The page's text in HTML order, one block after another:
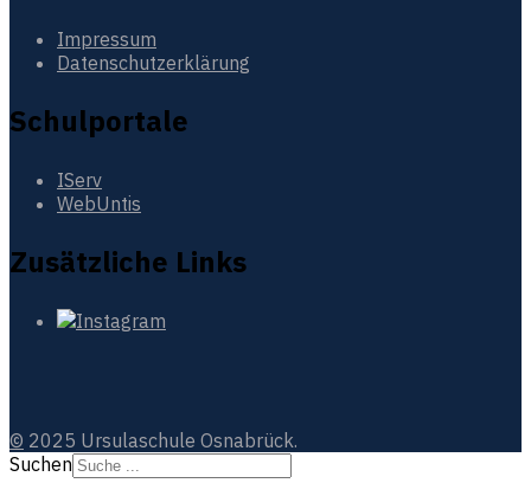
Impressum
Datenschutzerklärung
Schulportale
IServ
WebUntis
Zusätzliche Links
© 2025 Ursulaschule Osnabrück.
Suchen